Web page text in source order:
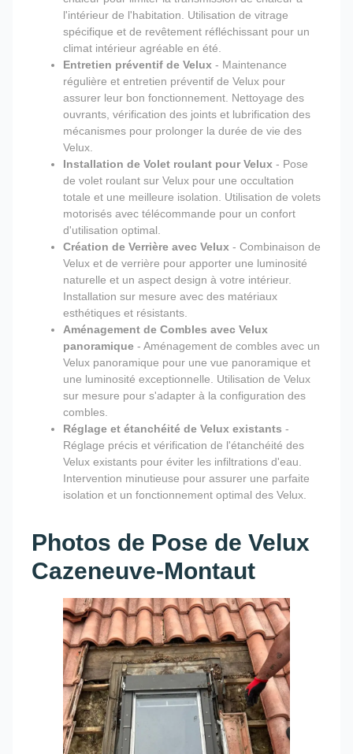
l'intérieur de l'habitation. Utilisation de vitrage
spécifique et de revêtement réfléchissant pour un
climat intérieur agréable en été.
Entretien préventif de Velux - Maintenance
régulière et entretien préventif de Velux pour
assurer leur bon fonctionnement. Nettoyage des
ouvrants, vérification des joints et lubrification des
mécanismes pour prolonger la durée de vie des
Velux.
Installation de Volet roulant pour Velux - Pose
de volet roulant sur Velux pour une occultation
totale et une meilleure isolation. Utilisation de volets
motorisés avec télécommande pour un confort
d'utilisation optimal.
Création de Verrière avec Velux - Combinaison de
Velux et de verrière pour apporter une luminosité
naturelle et un aspect design à votre intérieur.
Installation sur mesure avec des matériaux
esthétiques et résistants.
Aménagement de Combles avec Velux
panoramique - Aménagement de combles avec un
Velux panoramique pour une vue panoramique et
une luminosité exceptionnelle. Utilisation de Velux
sur mesure pour s'adapter à la configuration des
combles.
Réglage et étanchéité de Velux existants -
Réglage précis et vérification de l'étanchéité des
Velux existants pour éviter les infiltrations d'eau.
Intervention minutieuse pour assurer une parfaite
isolation et un fonctionnement optimal des Velux.
Photos de Pose de Velux
Cazeneuve-Montaut